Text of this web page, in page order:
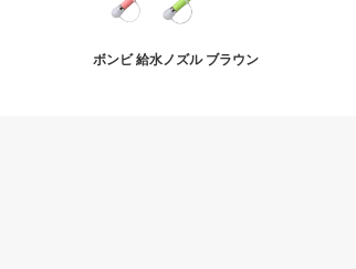
ボンビ 給水ノズル ブラウン